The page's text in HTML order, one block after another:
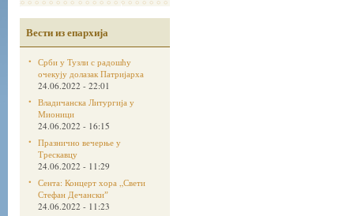
Вести из епархија
Срби у Тузли с радошћу
очекују долазак Патријарха
24.06.2022 - 22:01
Владичанска Литургија у
Мионици
24.06.2022 - 16:15
Празнично вечерње у
Трескавцу
24.06.2022 - 11:29
Сента: Концерт хора „Свети
Стефан Дечанскиˮ
24.06.2022 - 11:23